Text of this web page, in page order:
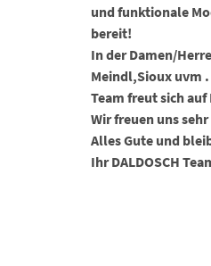
und funktionale
bereit!
In der Damen/
Meindl,Sioux uvm
Team freut sich
Wir freuen uns
Alles Gute und
Ihr DALDOSCH